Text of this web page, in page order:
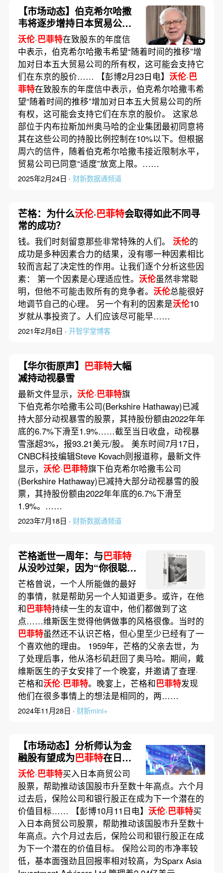
【市场动态】伯克希尔哈撒
韦将逐步增持日本贸易公司
的股份
沃伦·巴菲特在致股东的年度信
中表示，伯克希尔哈撒韦希望“随着时间的推移”增
加对日本五大贸易公司的所有权，这可能会支持它
们在东京的股价…… 【彭博2月23日电】 沃伦·巴
菲特在致股东的年度信中表示，伯克希尔哈撒韦希
望“随着时间的推移”增加对日本五大贸易公司的所
有权，这可能会支持它们在东京的股价。 这家总
部位于内布拉斯加州奥马哈的企业集团最初同意将
其在这些公司的持股比例控制在10%以下。但根据
周六的信件，随着伯克希尔哈撒韦接近限制水平，
贸易公司已同意“适度”放宽上限。……
2025年2月24日 · 财新数据通频道
芒格：为什么沃伦·巴菲特会取得如此不同寻
常的成功？
钱。我们时刻留意那些非常特殊的人们。 沃伦的
成功是多种因素合力的结果，没有哪一种因素相比
较而言起了决定性的作用。让我们逐个分析这些因
素： 第一个因素是心理适应性。 沃伦虽然非常聪
明，但他不可能击败所有的竞争者。 沃伦总能很好
地调节自己的心理。 另一个有利的因素是沃伦10
岁就从事投资了。人们应该尽可能早……
2021年2月8日 · 开智学堂博客
【华尔街原声】 巴菲特大幅
减持动视暴雪
最新文件显示， 沃伦·巴菲特旗
下伯克希尔哈撒韦公司(Berkshire Hathaway)已减
持大部分动视暴雪的股票，其持股份额由2022年年
底的6.7%下滑至1.9%……截至当日收盘，动视暴
雪涨超3%，报93.21美元/股。 美东时间7月17日，
CNBC科技编辑Steve Kovach则报道称，最新文件
显示， 沃伦·巴菲特旗下伯克希尔哈撒韦公司
(Berkshire Hathaway)已减持大部分动视暴雪的股
票，其持股份额由2022年年底的6.7%下滑至
1.9%。……
2023年7月18日 · 财新数据通频道
芒格逝世一周年：与巴菲特
从没吵过架，因为“你很聪
明，我是对的”｜带着问题去
读书
芒格曾说，一个人所能做的最好
的事情，就是帮助另一个人知道更多。或许，在他
和巴菲特持续一生的友谊中，他们都做到了这
点……维斯医生觉得他俩做事的风格很像。当时的
巴菲特虽然还不认识芒格，但心里至少已经有了一
个喜欢他的理由。 1959年，芒格的父亲去世，为
了处理后事，他从洛杉矶赶回了奥马哈。期间，戴
维斯医生的子女安排了一个晚宴，并邀请了查理·
芒格和沃伦·巴菲特。晚宴上，芒格和巴菲特发现
他们在很多事情上的想法是相同的，两……
2024年11月28日 · 财新mini+
【市场动态】分析师认为金
融股有望成为巴菲特在日本
的下一个投资目标
沃伦·巴菲特买入日本商贸公司
股票，帮助推动该国股市升至数十年高点。六个月
过去后，保险公司和银行股正在成为下一个潜在的
价值目标…… 【彭博10月11日电】 沃伦·巴菲特买
入日本商贸公司股票，帮助推动该国股市升至数十
年高点。六个月过去后，保险公司和银行股正在成
为下一个潜在的价值目标。 保险公司的市净率较
低，基本面强劲且回报率相对较高，为Sparx Asia